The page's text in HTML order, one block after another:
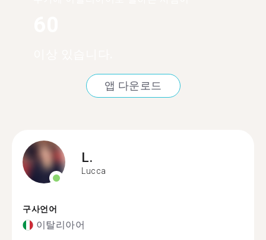
앱 다운로드
L.
Lucca
구사언어
이탈리아어